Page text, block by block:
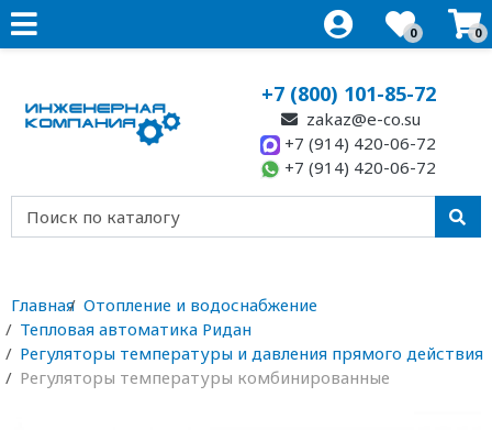
0 0
+7 (800) 101-85-72
zakaz@e-co.su
+7 (914) 420-06-72
+7 (914) 420-06-72
Главная Отопление и водоснабжение
Тепловая автоматика Ридан
Регуляторы температуры и давления прямого действия
Регуляторы температуры комбинированные